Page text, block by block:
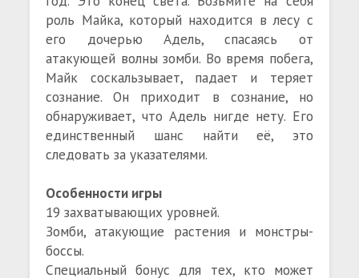
роль Майка, который находится в лесу с
его дочерью Адель, спасаясь от
атакующей волны зомби. Во время побега,
Майк соскальзывает, падает и теряет
сознание. Он приходит в сознание, но
обнаруживает, что Адель нигде нету. Его
единственный шанс найти её, это
следовать за указателями.
Особенности игры
19 захватывающих уровней.
Зомби, атакующие растения и монстры-
боссы.
Специальный бонус для тех, кто может